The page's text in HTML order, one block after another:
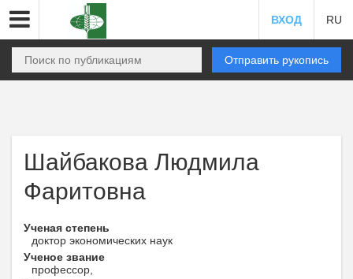
ВХОД RU
Отправить рукопись
Шайбакова Людмила
Фаритовна
Ученая степень
доктор экономических наук
Ученое звание
профессор,